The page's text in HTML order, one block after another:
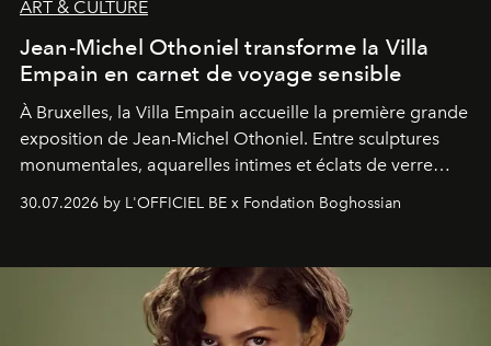
ART & CULTURE
Jean-Michel Othoniel transforme la Villa
Empain en carnet de voyage sensible
À Bruxelles, la Villa Empain accueille la première grande
exposition de Jean-Michel Othoniel. Entre sculptures
monumentales, aquarelles intimes et éclats de verre
soufflé, l’artiste français compose un itinéraire
émotionnel où chaque œuvre devient le souvenir
émerveillement.
30.07.2026 by L'OFFICIEL BE x Fondation Boghossian